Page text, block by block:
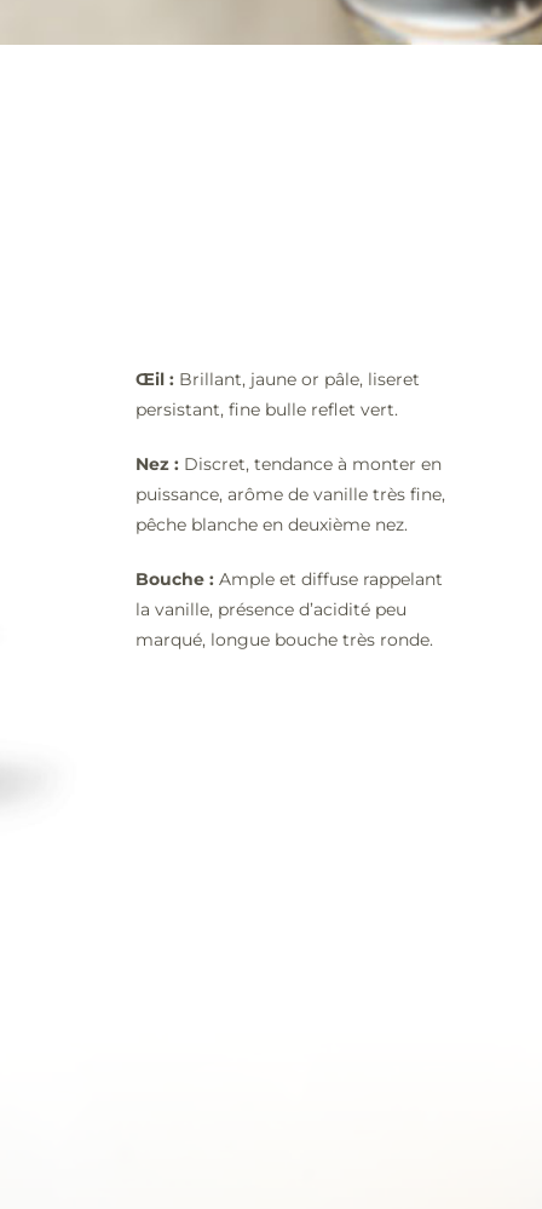
Œil :Brillant, jaune or pâle, liseret
persistant, fine bulle reflet vert.
Nez :Discret, tendance à monter en
puissance, arôme de vanille très fine,
pêche blanche en deuxième nez.
Bouche :Ample et diffuse rappelant
la vanille, présence d’acidité peu
marqué, longue bouche très ronde.